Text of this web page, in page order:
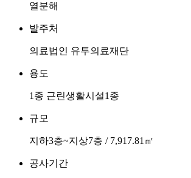
열분해
발주처
의료법인 유투의료재단
용도
1종 근린생활시설1종
규모
지하3층~지상7층 / 7,917.81㎡
공사기간